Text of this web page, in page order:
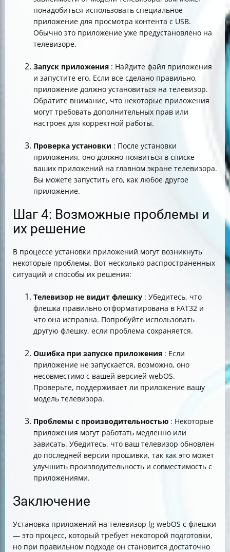
понадобиться использовать специальное
приложение для просмотра контента с USB.
Обычно это приложение уже предустановлено на
телевизоре.
Запуск приложения : Найдите файл приложения
и запустите его. Если все сделано правильно,
приложение должно установиться на телевизор.
Обратите внимание, что некоторые приложения
могут требовать дополнительных прав или
настроек для корректной работы.
Проверка установки : После установки
приложения, оно должно появиться в списке
ваших приложений на главном экране телевизора.
Вы можете запустить его, как любое другое
приложение.
Шаг 4: Возможные проблемы и
их решение
В процессе установки приложений могут возникнуть
некоторые проблемы. Вот несколько распространенных
ситуаций и способы их решения:
Телевизор не видит флешку : Убедитесь, что
флешка правильно отформатирована в FAT32 и
что она исправна. Попробуйте использовать
другую флешку, если проблема сохраняется.
Ошибка при запуске приложения : Если
приложение не запускается, возможно, оно
несовместимо с вашей версией webOS.
Проверьте, поддерживает ли приложение вашу
модель телевизора.
Проблемы с производительностью : Некоторые
приложения могут работать медленно или
зависать. Убедитесь, что ваш телевизор обновлен
до последней версии прошивки, так как это может
улучшить производительность и совместимость с
приложениями.
Заключение
Установка приложений на телевизор lg webOS с флешки
— это процесс, который требует некоторой подготовки,
но при правильном подходе он становится достаточно